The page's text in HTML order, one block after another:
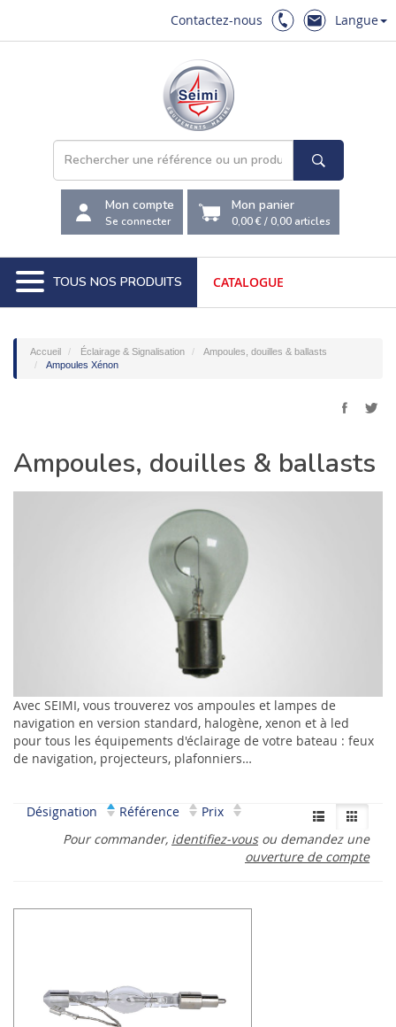
Contactez-nous Langue
Mon compte
Se connecter
Mon panier
0,00 €/0,00 articles
TOUS NOS PRODUITS CATALOGUE
Accueil Éclairage & Signalisation
Ampoules, douilles & ballasts
Ampoules Xénon
Ampoules, douilles & ballasts
Avec SEIMI, vous trouverez vos ampoules et lampes de
navigation en version standard, halogène, xenon et à led
pour tous les équipements d'éclairage de votre bateau : feux
de navigation, projecteurs, plafonniers…
Désignation Référence
Prix
Pour commander, identifiez-vousou demandez une
ouverture de compte